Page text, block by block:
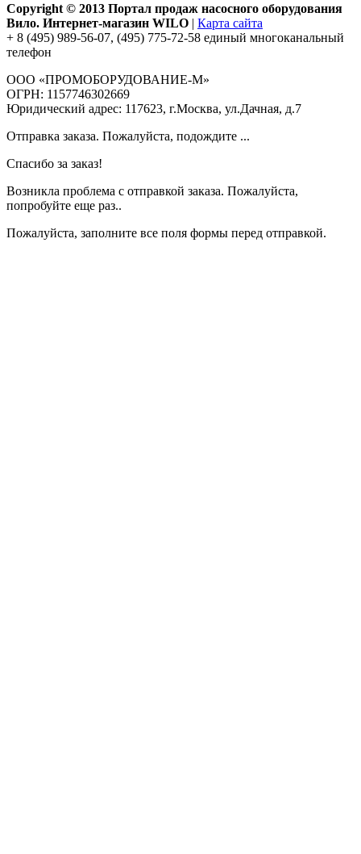
Copyright © 2013 Портал продаж насосного оборудования
Вило. Интернет-магазин WILO | Карта сайта
+ 8 (495) 989-56-07, (495) 775-72-58 единый многоканальный
телефон
ООО «ПРОМОБОРУДОВАНИЕ-М»
ОГРН: 1157746302669
Юридический адрес: 117623, г.Москва, ул.Дачная, д.7
Отправка заказа. Пожалуйста, подождите ...
Спасибо за заказ!
Возникла проблема с отправкой заказа. Пожалуйста,
попробуйте еще раз..
Пожалуйста, заполните все поля формы перед отправкой.